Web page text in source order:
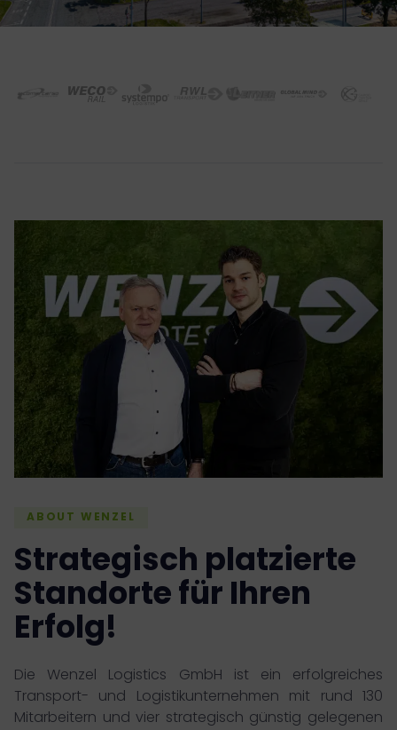
ABOUT WENZEL
Strategisch platzierte
Standorte für Ihren
Erfolg!
Die Wenzel Logistics GmbH ist ein erfolgreiches
Transport- und Logistikunternehmen mit rund 130
Mitarbeitern und vier strategisch günstig gelegenen